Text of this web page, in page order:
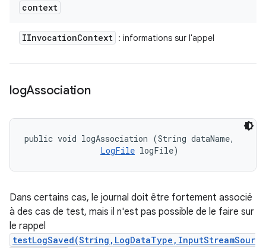
context
IInvocationContext : informations sur l'appel
logAssociation
public void logAssociation (String dataName,
LogFile logFile)
Dans certains cas, le journal doit être fortement associé
à des cas de test, mais il n'est pas possible de le faire sur
le rappel
testLogSaved(String,LogDataType,InputStreamSour